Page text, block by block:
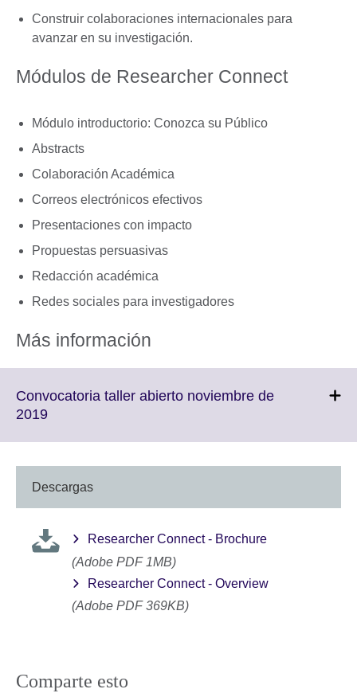
Construir colaboraciones internacionales para
avanzar en su investigación.
Módulos de Researcher Connect
Módulo introductorio: Conozca su Público
Abstracts
Colaboración Académica
Correos electrónicos efectivos
Presentaciones con impacto
Propuestas persuasivas
Redacción académica
Redes sociales para investigadores
Más información
Convocatoria taller abierto noviembre de
2019Click
More
information
available.
Descargas
Researcher Connect - Brochure
(Adobe PDF 1MB)
Researcher Connect - Overview
(Adobe PDF 369KB)
Comparte esto